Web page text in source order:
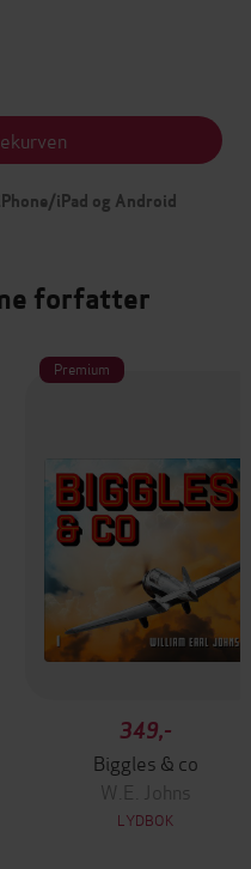
iPad og Android
forfatter
Premium
349,-
Biggles & co
W.E. Johns
LYDBOK